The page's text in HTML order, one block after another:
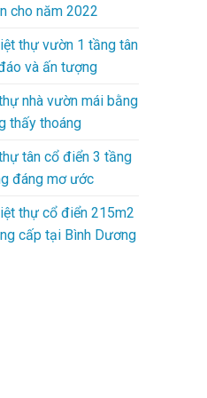
cho năm 2022
thự vườn 1 tầng tân
và ấn tượng
nhà vườn mái bằng
thấy thoáng
tân cổ điển 3 tầng
đáng mơ ước
thự cổ điển 215m2
cấp tại Bình Dương